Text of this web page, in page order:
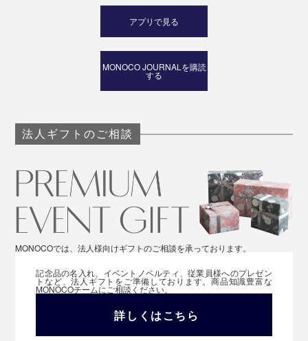
アプリで見る
MONOCO JOURNALを購読
する
法人ギフトのご相談
MONOCOでは、法人様向けギフトのご相談を承っております。
記念品の名入れ、イベントノベルティ、従業員様へのプレゼン
トなど、法人ギフトをご準備しております。商品知識豊富な
MONOCOチームにご相談ください。
詳しくはこちら